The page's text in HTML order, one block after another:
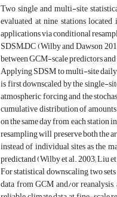
Two single and multi-site
evaluated at nine stations
applications via conditional
SDSM–DC (Wilby and Dawson
between GCM-scale predictors
Applying SDSM to multi-site daily
is first downscaled by the single-
atmospheric forcing and the
cumulative distribution of
on the same day from each station
resampling will preserve both the
instead of individual sites as the
predictand (Wilby et al. 2003; Liu
For statistical downscaling, two
data from GCM and/or